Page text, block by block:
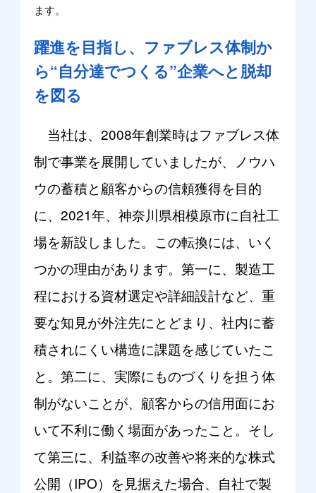
ます。
躍進を目指し、ファブレス体制か
ら“自分達でつくる”企業へと脱却
を図る
当社は、2008年創業時はファブレス体
制で事業を展開していましたが、ノウハ
ウの蓄積と顧客からの信頼獲得を目的
に、2021年、神奈川県相模原市に自社工
場を新設しました。この転換には、いく
つかの理由があります。第一に、製造工
程における資材選定や詳細設計など、重
要な知見が外注先にとどまり、社内に蓄
積されにくい構造に課題を感じていたこ
と。第二に、実際にものづくりを担う体
制がないことが、顧客からの信用面にお
いて不利に働く場面があったこと。そし
て第三に、利益率の改善や将来的な株式
公開（IPO）を見据えた場合、自社で製